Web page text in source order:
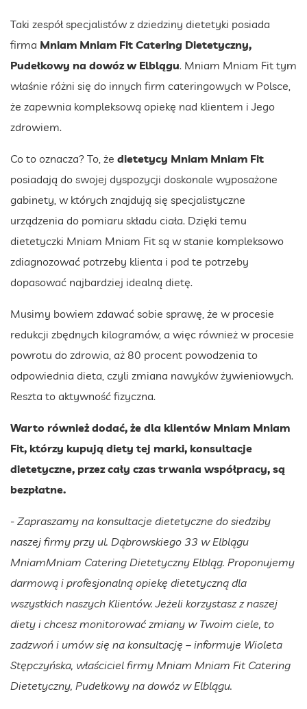
Taki zespół specjalistów z dziedziny dietetyki posiada
firma Mniam Mniam Fit Catering Dietetyczny,
Pudełkowy na dowóz w Elblągu. Mniam Mniam Fit tym
właśnie różni się do innych firm cateringowych w Polsce,
że zapewnia kompleksową opiekę nad klientem i Jego
zdrowiem.
Co to oznacza? To, że dietetycy Mniam Mniam Fit
posiadają do swojej dyspozycji doskonale wyposażone
gabinety, w których znajdują się specjalistyczne
urządzenia do pomiaru składu ciała. Dzięki temu
dietetyczki Mniam Mniam Fit są w stanie kompleksowo
zdiagnozować potrzeby klienta i pod te potrzeby
dopasować najbardziej idealną dietę.
Musimy bowiem zdawać sobie sprawę, że w procesie
redukcji zbędnych kilogramów, a więc również w procesie
powrotu do zdrowia, aż 80 procent powodzenia to
odpowiednia dieta, czyli zmiana nawyków żywieniowych.
Reszta to aktywność fizyczna.
Warto również dodać, że dla klientów Mniam Mniam
Fit, którzy kupują diety tej marki, konsultacje
dietetyczne, przez cały czas trwania współpracy, są
bezpłatne.
- Zapraszamy na konsultacje dietetyczne do siedziby
naszej firmy przy ul. Dąbrowskiego 33 w Elblągu
MniamMniam Catering Dietetyczny Elbląg. Proponujemy
darmową i profesjonalną opiekę dietetyczną dla
wszystkich naszych Klientów. Jeżeli korzystasz z naszej
diety i chcesz monitorować zmiany w Twoim ciele, to
zadzwoń i umów się na konsultację – informuje Wioleta
Stępczyńska, właściciel firmy Mniam Mniam Fit Catering
Dietetyczny, Pudełkowy na dowóz w Elblągu.